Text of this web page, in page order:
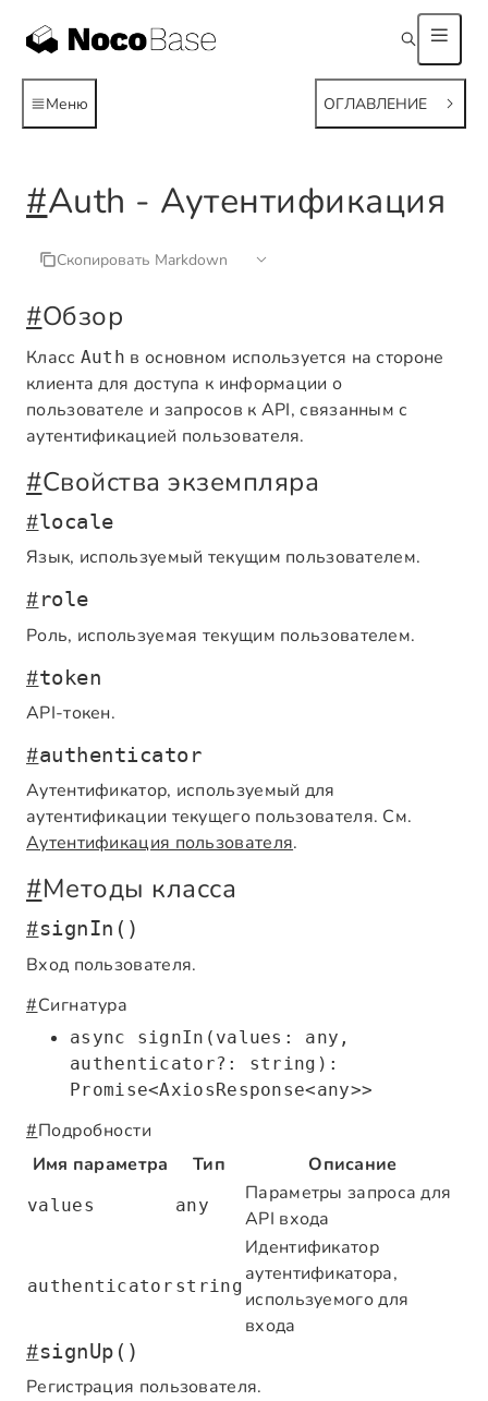
Меню ОГЛАВЛЕНИЕ
#Auth - Аутентификация
Скопировать Markdown
#Обзор
Класс Auth в основном используется на стороне
клиента для доступа к информации о
пользователе и запросов к API, связанным с
аутентификацией пользователя.
#Свойства экземпляра
#locale
Язык, используемый текущим пользователем.
#role
Роль, используемая текущим пользователем.
#token
API-токен.
#authenticator
Аутентификатор, используемый для
аутентификации текущего пользователя. См.
Аутентификация пользователя.
#Методы класса
#signIn()
Вход пользователя.
#Сигнатура
async signIn(values: any,
authenticator?: string):
Promise<AxiosResponse<any>>
#Подробности
Имя параметра
Тип Описание
values any
Параметры запроса для
API входа
authenticator string
Идентификатор
аутентификатора,
используемого для
входа
#signUp()
Регистрация пользователя.